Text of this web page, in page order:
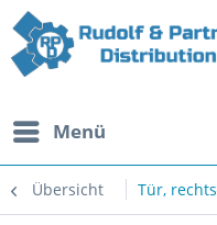
Menü
Übersicht Tür, rechts